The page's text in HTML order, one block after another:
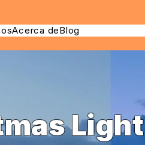
Acerca deBlog
Light